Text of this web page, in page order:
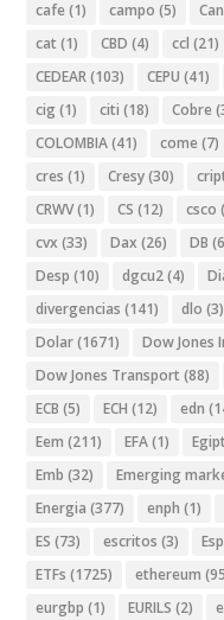
cafe (1) campo (5)
cat (1) CBD (4) ccl (21)
CEDEAR(103) CEPU (41)
cig (1) citi (18) Cobre
COLOMBIA(41) come (7)
cres (1) Cresy(30)
CRWV(1) CS (12) csco
cvx (33) Dax (26) DB
Desp (10) dgcu2(4)
divergencias (141) dlo (3)
Dolar(1671) Dow Jones
Dow Jones Transport (88)
ECB (5) ECH (12) edn
Eem (211) EFA(1)
Emb (32) Emerging
Energia (377) enph (1)
ES (73) escritos (3)
ETFs (1725) ethereum
eurgbp (1) EURILS (2)